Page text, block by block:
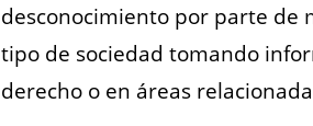
desconocimiento por parte de
tipo de sociedad tomando
derecho o en áreas